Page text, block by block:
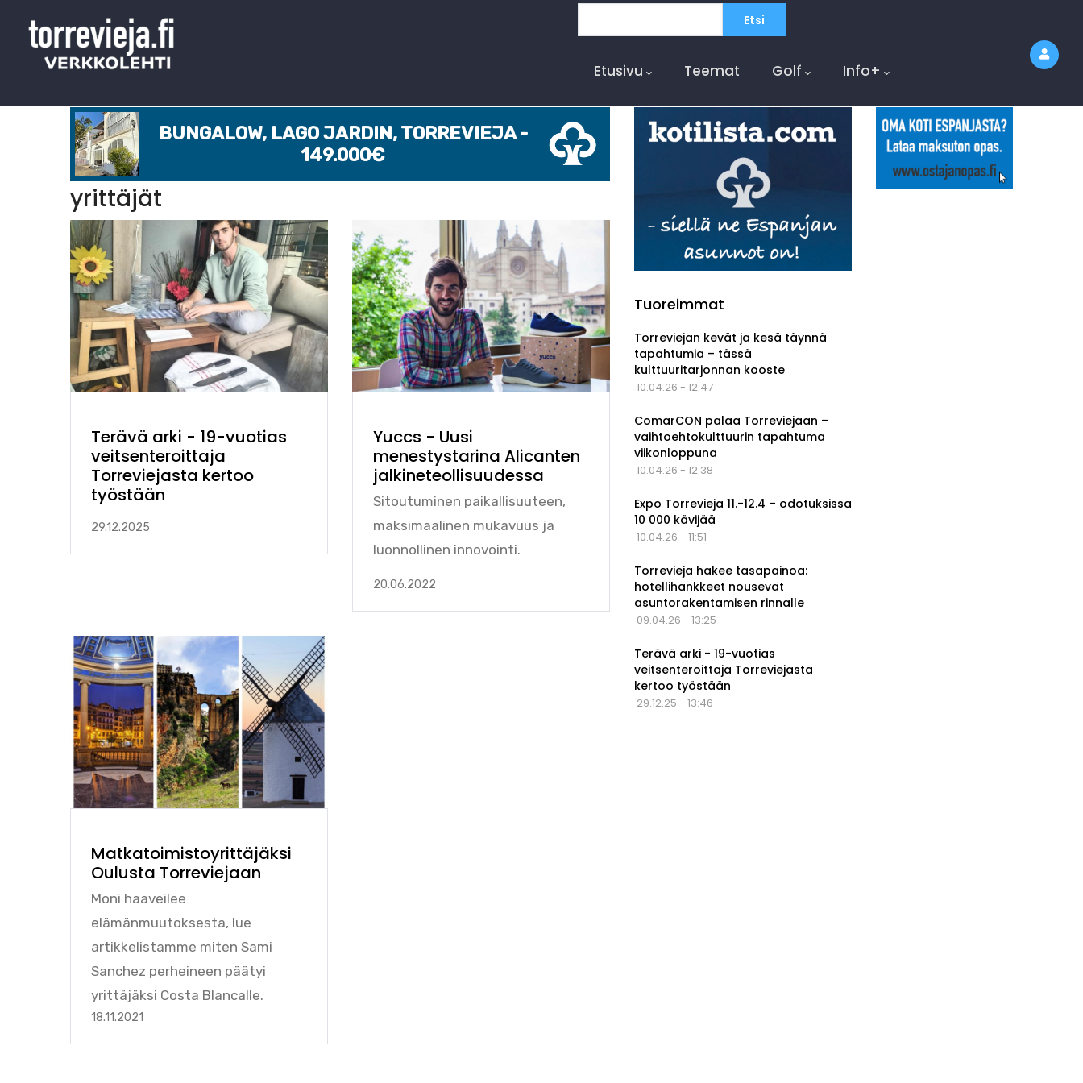
Navigation
Etusivu Teemat Golf Info+
BUNGALOW, LAGO JARDIN, TORREVIEJA -
149.000€
yrittäjät
Terävä arki - 19-vuotias
veitsenteroittaja
Torreviejasta kertoo
työstään
29.12.2025
Yuccs - Uusi
menestystarina Alicanten
jalkineteollisuudessa
Sitoutuminen paikallisuuteen,
maksimaalinen mukavuus ja
luonnollinen innovointi.
20.06.2022
Matkatoimistoyrittäjäksi
Oulusta Torreviejaan
Moni haaveilee
elämänmuutoksesta, lue
artikkelistamme miten Sami
Sanchez perheineen päätyi
yrittäjäksi Costa Blancalle.
18.11.2021
Tuoreimmat
Torreviejan kevät ja kesä täynnä
tapahtumia – tässä
kulttuuritarjonnan kooste
10.04.26 - 12:47
ComarCON palaa Torreviejaan –
vaihtoehtokulttuurin tapahtuma
viikonloppuna
10.04.26 - 12:38
Expo Torrevieja 11.-12.4 – odotuksissa
10 000 kävijää
10.04.26 - 11:51
Torrevieja hakee tasapainoa:
hotellihankkeet nousevat
asuntorakentamisen rinnalle
09.04.26 - 13:25
Terävä arki - 19-vuotias
veitsenteroittaja Torreviejasta
kertoo työstään
29.12.25 - 13:46